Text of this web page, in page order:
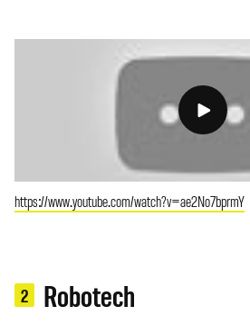
https://www.youtube.com/watch?v=ae2No7bprmY
2 Robotech